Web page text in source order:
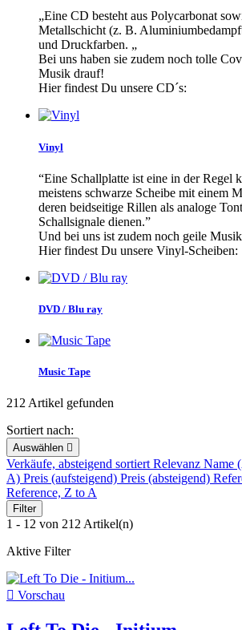
„Eine CD besteht aus Polycarbonat
Metallschicht (z. B.
und Druckfarben. „
Bei uns haben sie zudem noch tolle
Musik drauf!
Hier findest Du unsere CD´s:
Vinyl
“Eine Schallplatte ist eine in der Regel
meistens schwarze Scheibe mit einem
deren beidseitige Rillen als analoge
Schallsignale dienen.”
Und bei uns ist zudem noch geile
Hier findest Du unsere Vinyl-Scheiben:
DVD / Blu ray
Music Tape
212 Artikel gefunden
Sortiert nach:
Auswählen 
Verkäufe, absteigend sortiertRelevanz Name
A) Preis (aufsteigend) Preis (absteigend)
Reference, Z to A
Filter
1 - 12 von 212 Artikel(n)
Aktive Filter
 Vorschau